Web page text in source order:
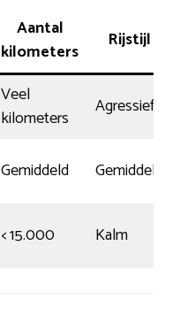
Aantal
kilometers
Rijstijl
Veel
kilometers
Agressief
Gemiddeld Gemiddeld
< 15.000 Kalm